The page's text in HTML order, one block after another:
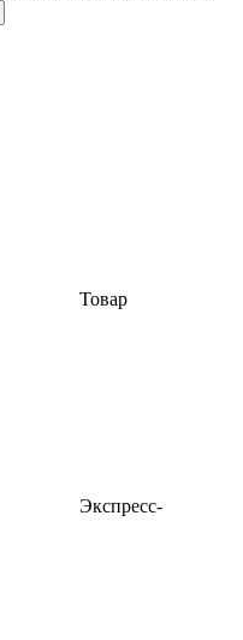
Товар
Экспресс-